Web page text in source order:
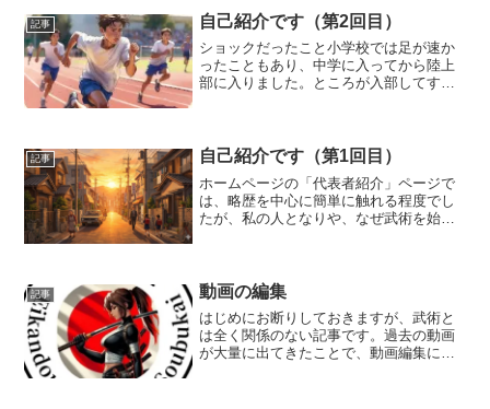
の動画も...
記事 自己紹介です（第2回目）
ショックだったこと小学校では足が速か
ったこともあり、中学に入ってから陸上
部に入りました。ところが入部してす
速い方ではあったのですが、...
記事 自己紹介です（第1回目）
ホームページの「代表者紹介」ページで
は、略歴を中心に簡単に触れる程度でし
たが、私の人となりや、なぜ武術を始め
思います。お酒でも飲み...
記事 動画の編集
はじめにお断りしておきますが、武術と
は全く関係のない記事です。過去の動画
が大量に出てきたことで、動画編集に追